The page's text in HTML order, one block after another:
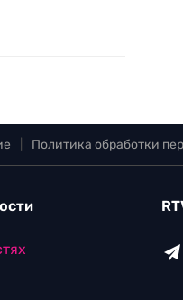
Политика обработки